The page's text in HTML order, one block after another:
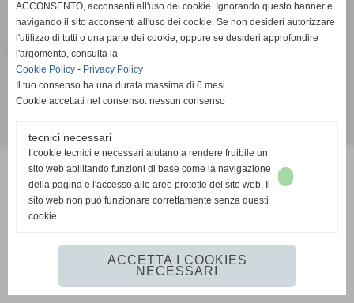
Via Ferrari 3 10044 - PIANEZZA (TORINO)
Tel. 0119783414 Fax 0119783414
usdpianezza@hotmail.it
Privacy Policy-Cookie Policy
Realizzazione siti web www.sitoper.it
ACCONSENTO, acconsenti all'uso dei cookie. Ignorando questo banner e
navigando il sito acconsenti all'uso dei cookie. Se non desideri autorizzare
l'utilizzo di tutti o una parte dei cookie, oppure se desideri approfondire
l'argomento, consulta la
Cookie Policy - Privacy Policy
Il tuo consenso ha una durata massima di 6 mesi.
Cookie accettati nel consenso: nessun consenso
tecnici necessari
I cookie tecnici e necessari aiutano a rendere fruibile un
sito web abilitando funzioni di base come la navigazione
della pagina e l'accesso alle aree protette del sito web. Il
sito web non può funzionare correttamente senza questi
cookie.
ACCETTA I COOKIES
NECESSARI